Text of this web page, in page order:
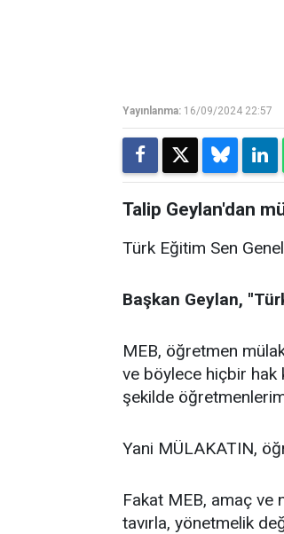
Yayınlanma: 16/09/2024 22:57
Talip Geylan'dan
Türk Eğitim Sen
Başkan Geylan,
MEB, öğretmen
ve böylece hiçbir hak
şekilde
Yani MÜLAKATIN,
Fakat MEB, amaç ve
tavırla, yönetmelik